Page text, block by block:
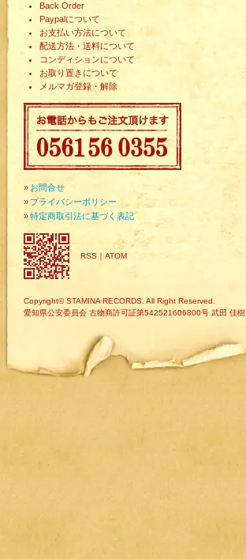
Back Order
Paypalについて
お支払い方法について
配送方法・送料について
コンディションについて
お取り置きについて
メルマガ登録・解除
» お問合せ
» プライバシーポリシー
»特定商取引法に基づく表記
RSS ｜ ATOM
Copyright© STAMINA RECORDS. All Right Reserved.
愛知県公安委員会 古物商許可証第542521606800号 武田 佳樹